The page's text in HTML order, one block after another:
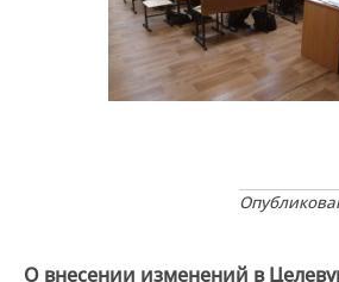
О внесении изменений в